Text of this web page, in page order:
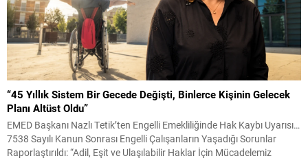
“45 Yıllık Sistem Bir Gecede Değişti, Binlerce Kişinin Gelecek
Planı Altüst Oldu”
EMED Başkanı Nazlı Tetik’ten Engelli Emekliliğinde Hak Kaybı Uyarısı…
7538 Sayılı Kanun Sonrası Engelli Çalışanların Yaşadığı Sorunlar
Raporlaştırıldı: “Adil, Eşit ve Ulaşılabilir Haklar İçin Mücadelemiz